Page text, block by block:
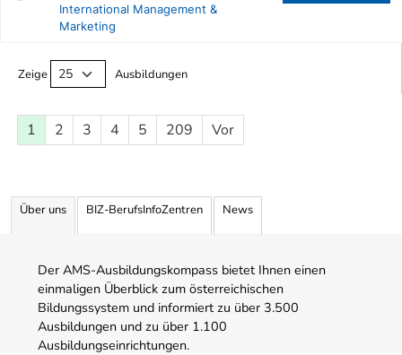
International Management &
Marketing
Zeige Ausbildungen
1 2 3 4 5 209 Vor
Über uns BIZ-BerufsInfoZentren News
Der AMS-Ausbildungskompass bietet Ihnen einen
einmaligen Überblick zum österreichischen
Bildungssystem und informiert zu über 3.500
Ausbildungen und zu über 1.100
Ausbildungseinrichtungen.